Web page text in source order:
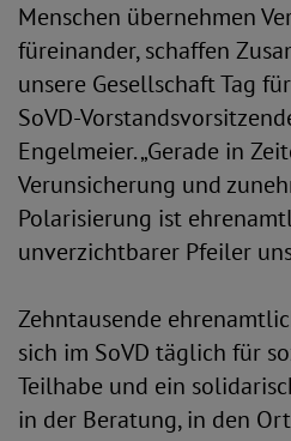
Menschen übernehmen
füreinander, schaffen
unsere Gesellschaft Tag
SoVD-
Engelmeier. „Gerade in
Verunsicherung und
Polarisierung ist
unverzichtbarer Pfeiler
Zehntausende
sich im SoVD täglich für
Teilhabe und ein
in der Beratung, in den